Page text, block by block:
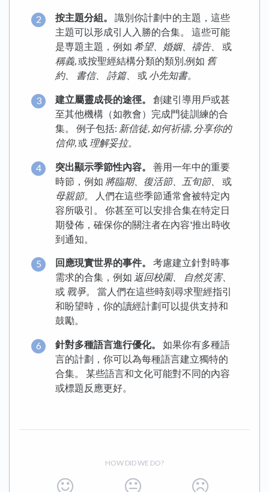
按主題分組。
識別你計劃中的主題，這些
主題可以形成引人入勝的合集。 這些可能
是専題主題，例如 希望、婚姻、禱告、
或
稱義,或按聖經結構分類的類別,例如 舊
約、
書信、 詩篇、 或 小先知書。
建立屬靈成長的途徑。
創建引導用戶或甚
至其他機構（如教會）完成門徒訓練的合
集。 例子包括: 新信徒, 如何祈禱, 分享你的
信仰,或理解妥拉。
突出顯示季節性內容。
善用一年中的重要
時節，例如 將臨期、復活節、五旬節、
或
母親節。
人們在這些季節通常會被特定內
容所吸引。 你甚至可以安排合集在特定日
期發佈，確保你的關注者在內容'推出時收
到通知。
回應現實世界的事件。
考慮建立針對時事
需求的合集，例如 返回校園、
自然災害、
或 戰爭。
當人們在這些時刻尋求聖經指引
和盼望時，你的讀經計劃可以提供支持和
鼓勵。
針對多種語言進行優化。
如果你有多種語
言的計劃，你可以為每種語言建立獨特的
合集。 某些語言和文化可能對不同的內容
或標題反應更好。
HOW DID WE DO?